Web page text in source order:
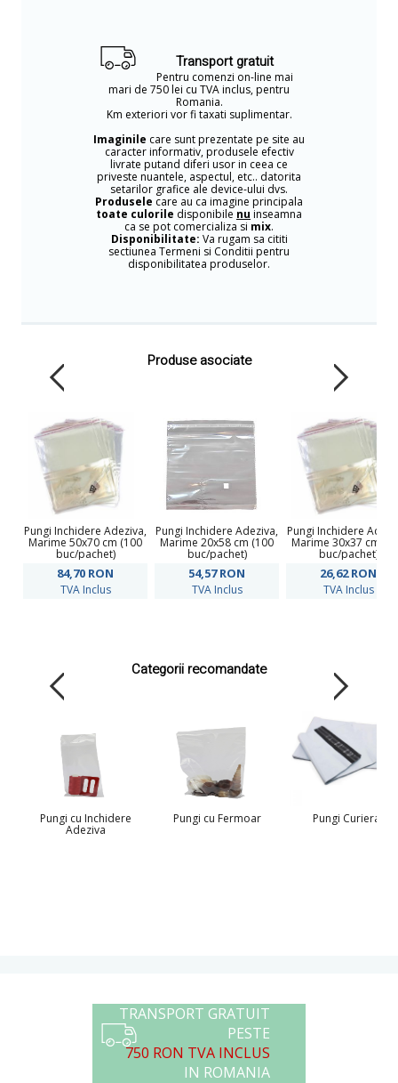
Transport gratuit
Pentru comenzi on-line mai
mari de 750 lei cu TVA inclus, pentru
Romania.
Km exteriori vor fi taxati suplimentar.
Imaginile care sunt prezentate pe site au
caracter informativ, produsele efectiv
livrate putand diferi usor in ceea ce
priveste nuantele, aspectul, etc.. datorita
setarilor grafice ale device-ului dvs.
Produsele care au ca imagine principala
toate culorile disponibile nu inseamna
ca se pot comercializa si mix.
Disponibilitate: Va rugam sa cititi
sectiunea Termeni si Conditii pentru
disponibilitatea produselor.
Produse asociate
Pungi Inchidere Adeziva,
Marime 50x70 cm (100
buc/pachet)
84,70 RON
TVA Inclus
Pungi Inchidere Adeziva,
Marime 20x58 cm (100
buc/pachet)
54,57RON
TVA Inclus
Pungi Inchidere
Marime 30x37 cm
buc/pachet)
26,62RON
TVA Inclus
Categorii recomandate
Pungi cu Inchidere
Adeziva
Pungi cu Fermoar Pungi Curierat
TRANSPORT GRATUIT
PESTE
750 RON TVA INCLUS
IN ROMANIA